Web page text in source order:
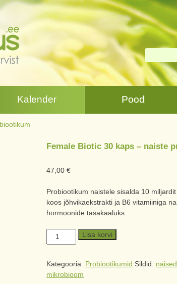
Kalender Pood
Female Biotic 30 kaps – naiste
47,00€
Probiootikum naistele sisalda 10
koos jõhvikaekstrakti ja B6 vitamiiniga
hormoonide tasakaaluks.
Lisa korvi
Kategooria: Probiootikumid Sildid: naised
mikrobioom